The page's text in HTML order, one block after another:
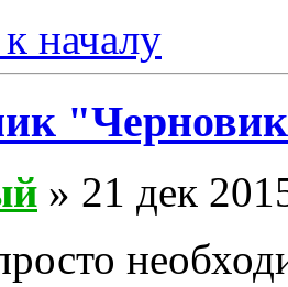
началу
» 21 дек